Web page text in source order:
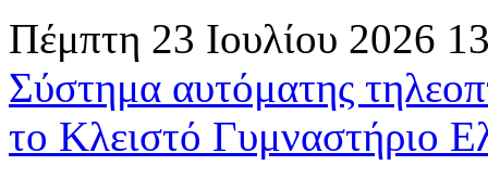
Πέμπτη 23 Ιουλίου 2026
Σύστημα αυτόματης
το Κλειστό Γυμναστήριο